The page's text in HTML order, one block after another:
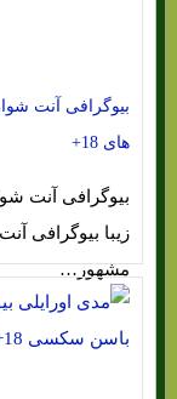
های 18+
بیوگرافی آنت
مشهور…